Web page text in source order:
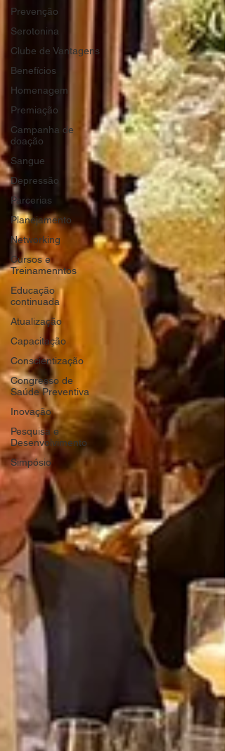
Prevenção
Serotonina
Clube de Vantagens
Benefícios
Homenagem
Premiação
Campanha de
doação
Sangue
Depressão
Parcerias
Planejamento
Networking
Cursos e
Treinamenntos
Educação
continuada
Atualização
Capacitação
Conscientização
Congresso de
Saúde Preventiva
Inovação
Pesquisa e
Desenvolvimento
Simpósio